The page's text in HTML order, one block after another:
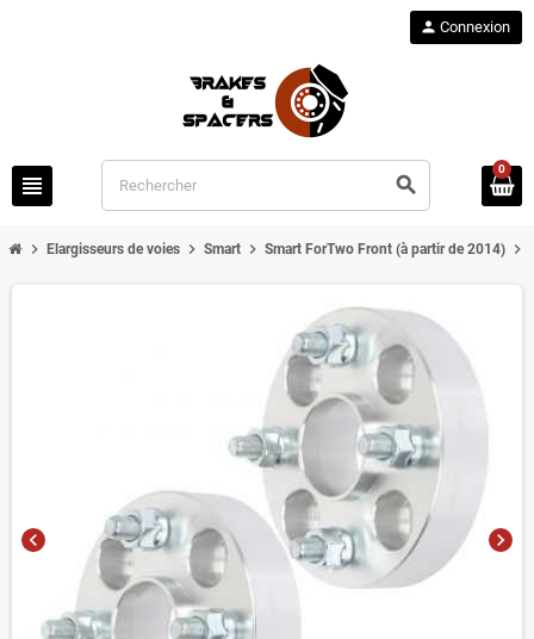
view_headline search
person Connexion
0
chevron_right Elargisseurs de voies chevron_right Smart chevron_right Smart ForTwo Front (à partir de 2014) chevron_right
chevron_left chevron_right